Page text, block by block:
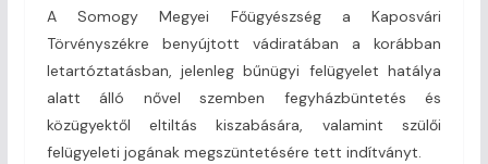
A Somogy Megyei Főügyészség a Kaposvári
Törvényszékre benyújtott vádiratában a korábban
letartóztatásban, jelenleg bűnügyi felügyelet hatálya
alatt álló nővel szemben fegyházbüntetés és
közügyektől eltiltás kiszabására, valamint szülői
felügyeleti jogának megszüntetésére tett indítványt.